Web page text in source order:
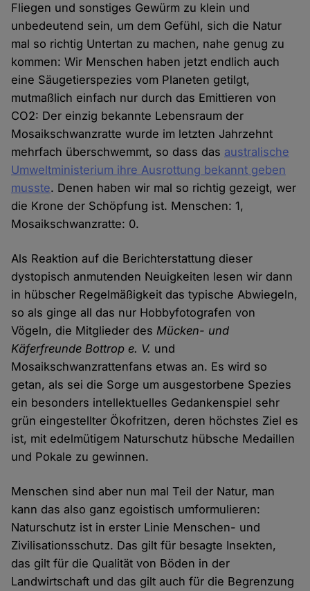
Fliegen und sonstiges Gewürm zu klein und
unbedeutend sein, um dem Gefühl, sich die Natur
mal so richtig Untertan zu machen, nahe genug zu
kommen: Wir Menschen haben jetzt endlich auch
eine Säugetierspezies vom Planeten getilgt,
mutmaßlich einfach nur durch das Emittieren von
CO2: Der einzig bekannte Lebensraum der
Mosaikschwanzratte wurde im letzten Jahrzehnt
mehrfach überschwemmt, so dass das australische
Umweltministerium ihre Ausrottung bekannt geben
musste. Denen haben wir mal so richtig gezeigt, wer
die Krone der Schöpfung ist. Menschen: 1,
Mosaikschwanzratte: 0.
Als Reaktion auf die Berichterstattung dieser
dystopisch anmutenden Neuigkeiten lesen wir dann
in hübscher Regelmäßigkeit das typische Abwiegeln,
so als ginge all das nur Hobbyfotografen von
Vögeln, die Mitglieder desMücken- und
Käferfreunde Bottrop e. V. und
Mosaikschwanzrattenfans etwas an. Es wird so
getan, als sei die Sorge um ausgestorbene Spezies
ein besonders intellektuelles Gedankenspiel sehr
grün eingestellter Ökofritzen, deren höchstes Ziel es
ist, mit edelmütigem Naturschutz hübsche Medaillen
und Pokale zu gewinnen.
Menschen sind aber nun mal Teil der Natur, man
kann das also ganz egoistisch umformulieren:
Naturschutz ist in erster Linie Menschen- und
Zivilisationsschutz. Das gilt für besagte Insekten,
das gilt für die Qualität von Böden in der
Landwirtschaft und das gilt auch für die Begrenzung